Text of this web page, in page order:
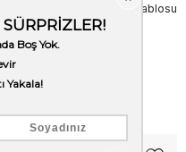
Beden Tablosu